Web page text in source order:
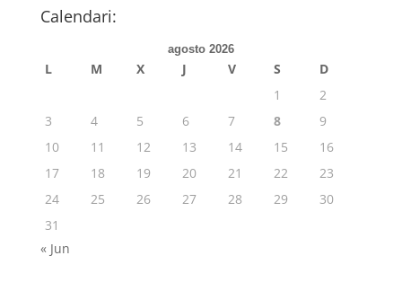
Calendari:
agosto 2026
L M X J V S
D
1
2
3
4 5 6 7 8
9
10
11 12 13 14 15
16
17
18 19 20 21 22
23
24
25 26 27 28 29
30
31
« Jun